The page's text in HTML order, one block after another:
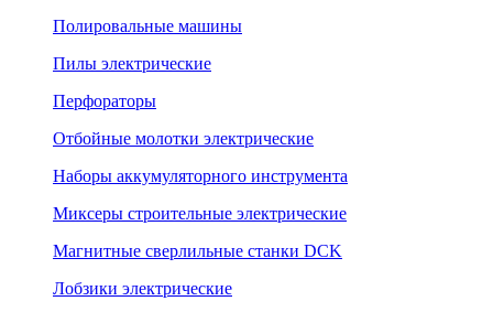
Полировальные машины
Пилы электрические
Перфораторы
Отбойные молотки электрические
Наборы аккумуляторного инструмента
Миксеры строительные электрические
Магнитные сверлильные станки DCK
Лобзики электрические